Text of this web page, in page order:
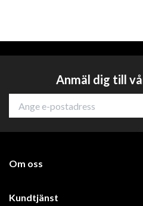
Anmäl dig till
Om oss
Kundtjänst